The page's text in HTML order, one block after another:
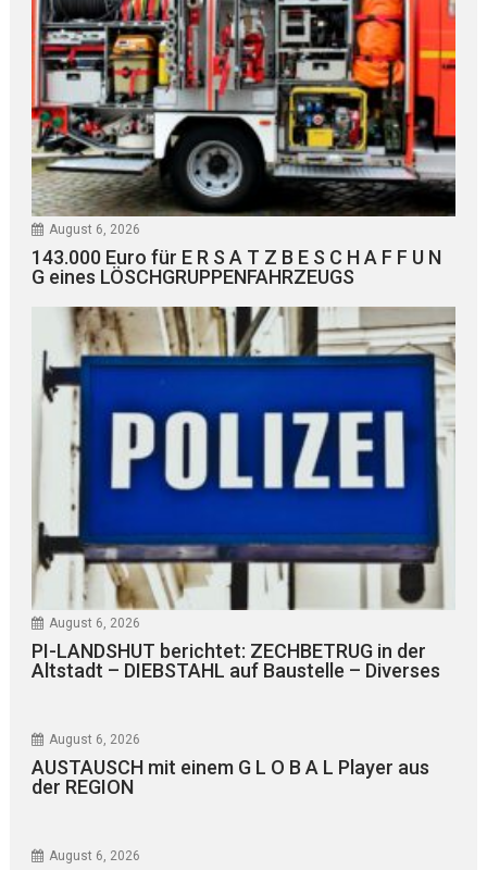
August 6, 2026
143.000 Euro für E R S A T Z B E S C H A F F U N
G eines LÖSCHGRUPPENFAHRZEUGS
August 6, 2026
PI-LANDSHUT berichtet: ZECHBETRUG in der
Altstadt – DIEBSTAHL auf Baustelle – Diverses
August 6, 2026
AUSTAUSCH mit einem G L O B A L Player aus
der REGION
August 6, 2026